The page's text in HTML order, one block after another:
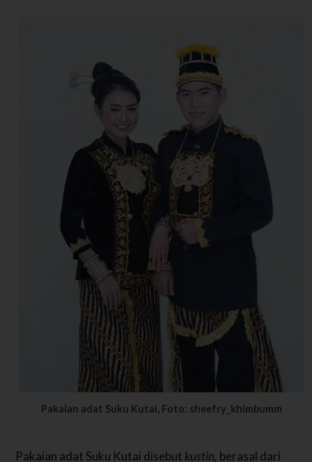
Pakaian adat Suku Kutai, Foto: sheefry_khimbumm
Pakaian adat Suku Kutai disebut kustin, berasal dari